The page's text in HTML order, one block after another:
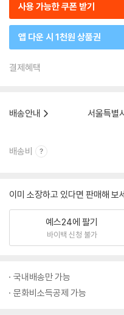
사용 가능한 쿠폰 받기
앱 다운 시 1천원 상품권
결제혜택
배송안내
서울특별
배송비
이미 소장하고 있다면 판매해 보
예스24에 팔기
바이백 신청 불가
국내배송만 가능
문화비소득공제 가능